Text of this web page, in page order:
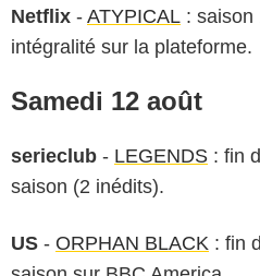
Netflix - ATYPICAL : saison
intégralité sur la plateforme.
Samedi 12 août
serieclub - LEGENDS : fin
saison (2 inédits).
US - ORPHAN BLACK : fin